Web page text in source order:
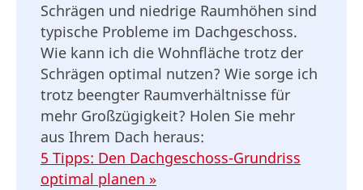
Schrägen und niedrige Raumhöhen sind
typische Probleme im Dachgeschoss.
Wie kann ich die Wohnfläche trotz der
Schrägen optimal nutzen? Wie sorge ich
trotz beengter Raumverhältnisse für
mehr Großzügigkeit? Holen Sie mehr
aus Ihrem Dach heraus:
5 Tipps: Den Dachgeschoss-Grundriss
optimal planen »